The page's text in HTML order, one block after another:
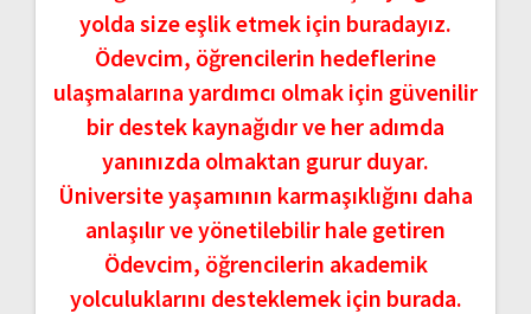
yolda size eşlik etmek için buradayız.
Ödevcim, öğrencilerin hedeflerine
ulaşmalarına yardımcı olmak için güvenilir
bir destek kaynağıdır ve her adımda
yanınızda olmaktan gurur duyar.
Üniversite yaşamının karmaşıklığını daha
anlaşılır ve yönetilebilir hale getiren
Ödevcim, öğrencilerin akademik
yolculuklarını desteklemek için burada.